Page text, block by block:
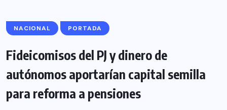
NACIONAL PORTADA
Fideicomisos del PJ y dinero de
autónomos aportarían capital semilla
para reforma a pensiones